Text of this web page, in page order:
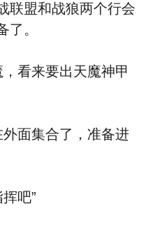
联盟和战狼两个行会
了。
看来要出天魔神甲
面集合了，准备进
吧”